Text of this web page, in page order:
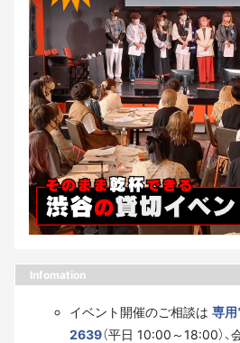
Infomation
イベント開催のご相談は 専
2639（平日 10:00～18:00）